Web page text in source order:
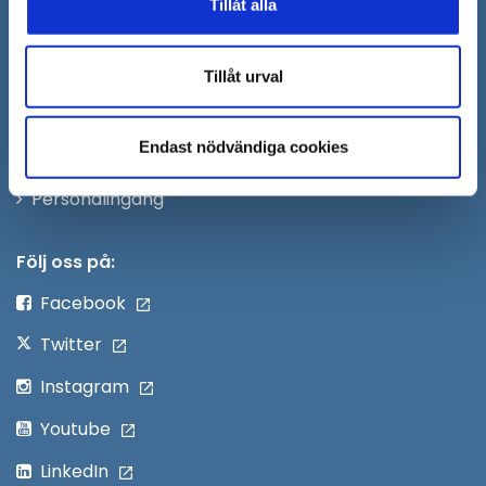
Tillåt alla
Tillåt urval
Endast nödvändiga cookies
fönster
PressÖppna
fönster
Anslagstavla
Skicka faktura till Södertälje kommun
PersonalingångÖppna
Följ oss på:
Facebook
Twitter
Instagram
Youtube
LinkedIn